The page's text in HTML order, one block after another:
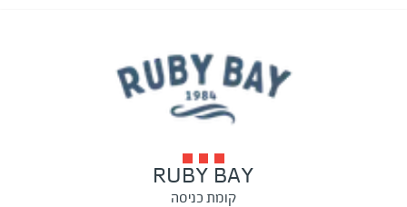
RUBY BAY
קומת כניסה